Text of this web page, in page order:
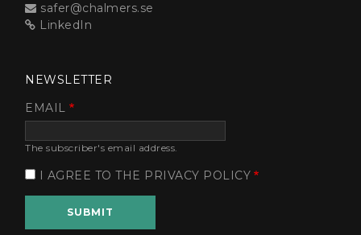
safer@chalmers.se
LinkedIn
NEWSLETTER
EMAIL
The subscriber's email address.
I AGREE TO THE PRIVACY POLICY